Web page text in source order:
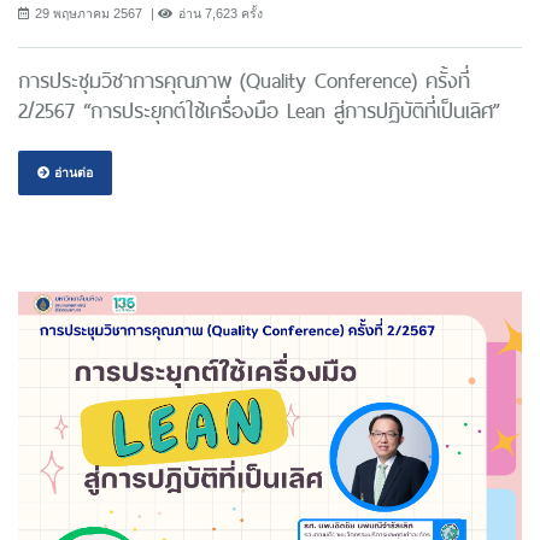
29 พฤษภาคม 2567 อ่าน 7,623 ครั้ง
การประชุมวิชาการคุณภาพ (Quality Conference) ครั้งที่
2/2567 “การประยุกต์ใช้เครื่องมือ Lean สู่การปฏิบัติที่เป็นเลิศ”
อ่านต่อ